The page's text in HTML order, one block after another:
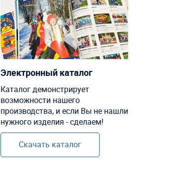
Электронный каталог
Каталог демонстрирует
возможности нашего
производства, и если Вы не нашли
нужного изделия - сделаем!
Скачать каталог